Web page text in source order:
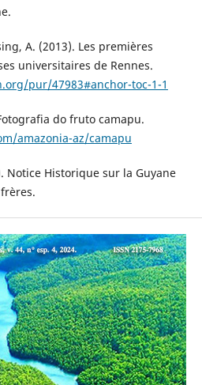
A. (2013). Les premières
universitaires de Rennes.
pur/47983#anchor-toc-1-1
do fruto camapu.
amazonia-az/camapu
Notice Historique sur la Guyane